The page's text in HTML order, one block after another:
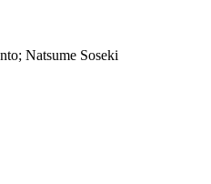
Natsume Soseki